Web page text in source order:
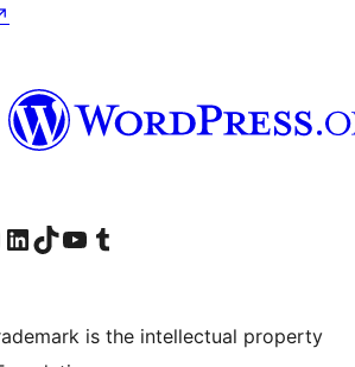
Instagram account
Visit our LinkedIn account
造訪我們的 TikTok 帳號Visit our YouTube channel
造訪我們的 Tumblr 帳號
is the intellectual property